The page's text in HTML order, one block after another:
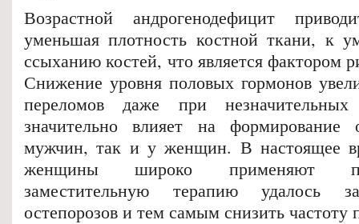
Возрастной андрогенодефицит
уменьшая плотность костной ткани, к
ссыханию костей, что является фактором
Снижение уровня половых гормонов
переломов даже при
значительно влияет на формирование
мужчин, так и у женщин. В настоящее
женщины широко применяют
заместительную терапию удалось
остепорозов и тем самым снизить частоту